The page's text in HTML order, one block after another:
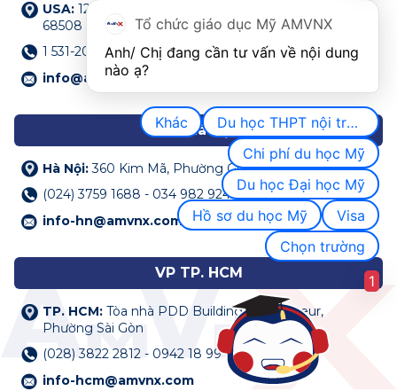
USA: 122 N 11th Street Suite 200,Lincoln, NE, USA
68508
1 531-207-0009
info@amvnx.com
VP Hà Nội
Hà Nội:360 Kim Mã, Phường Giảng Võ
(024) 3759 1688 - 034 982 9248
info-hn@amvnx.com
VP TP. HCM
TP. HCM: Tòa nhà PDD Building, 162 Pasteur,
Phường Sài Gòn
(028) 3822 2812 - 0942 18 99 68
info-hcm@amvnx.com
Tổ chức giáo dục Mỹ AMVNX
Anh/ Chị đang cần tư vấn về nội dung
nào ạ?
Khác
Du học THPT nội trú Mỹ
Chi phí du học Mỹ
Du học Đại học Mỹ
Hồ sơ du học Mỹ
Visa
Chọn trường
1